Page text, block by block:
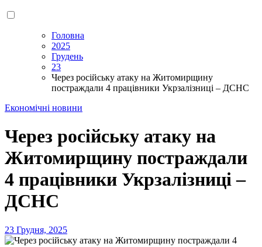
Головна
2025
Грудень
23
Через російську атаку на Житомирщину
постраждали 4 працівники Укрзалізниці – ДСНС
Економічні новини
Через російську атаку на
Житомирщину постраждали
4 працівники Укрзалізниці –
ДСНС
23 Грудня, 2025